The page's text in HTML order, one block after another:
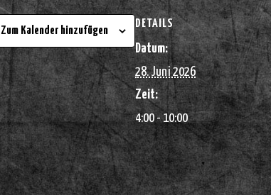
Zum Kalender hinzufügen
DETAILS
Datum:
28. Juni 2026
Zeit:
4:00 - 10:00